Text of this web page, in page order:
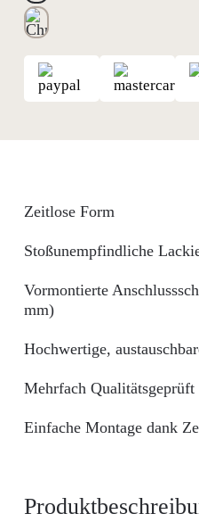
Zeitlose Form
Stoßunempfindliche
Vormontierte
mm)
Hochwertige,
Mehrfach Qualitätsgeprüft
Einfache Montage dank